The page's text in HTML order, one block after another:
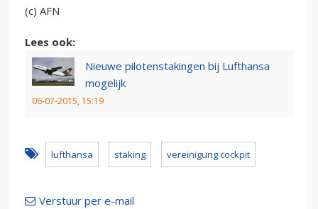
(c) AFN
Lees ook:
Nieuwe pilotenstakingen bij Lufthansa
mogelijk
06-07-2015, 15:19
lufthansa staking vereinigung cockpit
Verstuur per e-mail